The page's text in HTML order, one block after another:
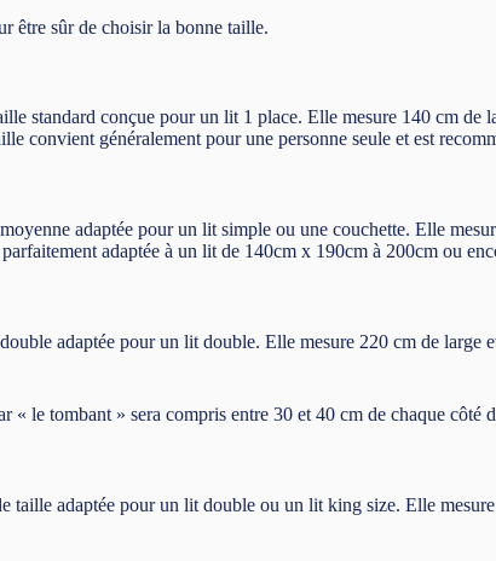
être sûr de choisir la bonne taille.
standard conçue pour un lit 1 place. Elle mesure 140 cm de
convient généralement pour une personne seule et est
adaptée pour un lit simple ou une couchette. Elle
adaptée à un lit de 140cm x 190cm à 200cm ou
adaptée pour un lit double. Elle mesure 220 cm de large
le tombant » sera compris entre 30 et 40 cm de chaque côté
taille adaptée pour un lit double ou un lit king size. Elle